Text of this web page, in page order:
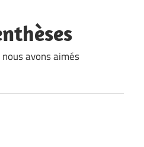
avons aimés